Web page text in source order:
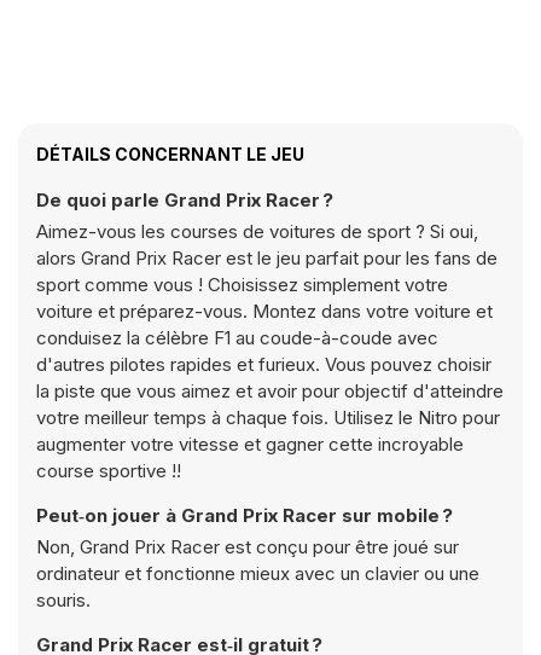
DÉTAILS CONCERNANT LE JEU
De quoi parle Grand Prix Racer ?
Aimez-vous les courses de voitures de sport ? Si oui,
alors Grand Prix Racer est le jeu parfait pour les fans de
sport comme vous ! Choisissez simplement votre
voiture et préparez-vous. Montez dans votre voiture et
conduisez la célèbre F1 au coude-à-coude avec
d'autres pilotes rapides et furieux. Vous pouvez choisir
la piste que vous aimez et avoir pour objectif d'atteindre
votre meilleur temps à chaque fois. Utilisez le Nitro pour
augmenter votre vitesse et gagner cette incroyable
course sportive !!
Peut‑on jouer à Grand Prix Racer sur mobile ?
Non, Grand Prix Racer est conçu pour être joué sur
ordinateur et fonctionne mieux avec un clavier ou une
souris.
Grand Prix Racer est‑il gratuit ?